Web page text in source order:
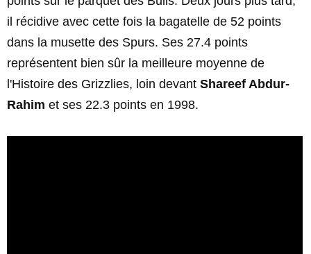
il récidive avec cette fois la bagatelle de 52 points
dans la musette des Spurs. Ses 27.4 points
représentent bien sûr la meilleure moyenne de
l'Histoire des Grizzlies, loin devant Shareef Abdur-
Rahim et ses 22.3 points en 1998.